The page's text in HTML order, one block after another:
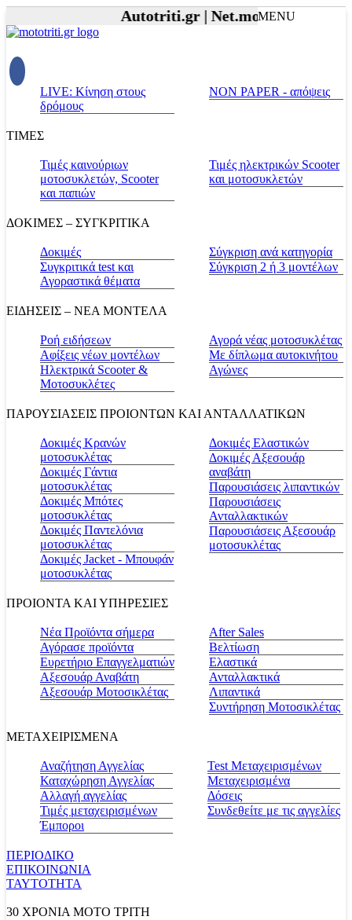
Autotriti.gr | Net.mototriti.gr |
MENU
LIVE: Κίνηση στους
δρόμους
NON PAPER - απόψεις
ΤΙΜΕΣ
Τιμές καινούριων
μοτοσυκλετών, Scooter
και παπιών
Τιμές ηλεκτρικών Scooter
και μοτοσυκλετών
ΔΟΚΙΜΕΣ – ΣΥΓΚΡΙΤΙΚΑ
Δοκιμές
Συγκριτικά test και
Αγοραστικά θέματα
Σύγκριση ανά κατηγορία
Σύγκριση 2 ή 3 μοντέλων
ΕΙΔΗΣΕΙΣ – ΝΕΑ ΜΟΝΤΕΛΑ
Ροή ειδήσεων
Αφίξεις νέων μοντέλων
Ηλεκτρικά Scooter &
Μοτοσυκλέτες
Αγορά νέας μοτοσυκλέτας
Με δίπλωμα αυτοκινήτου
Αγώνες
ΠΑΡΟΥΣΙΑΣΕΙΣ ΠΡΟΙΟΝΤΩΝ ΚΑΙ ΑΝΤΑΛΛΑΤΙΚΩΝ
Δοκιμές Κρανών
μοτοσυκλέτας
Δοκιμές Γάντια
μοτοσυκλέτας
Δοκιμές Μπότες
μοτοσυκλέτας
Δοκιμές Παντελόνια
μοτοσυκλέτας
Δοκιμές Jacket - Μπουφάν
μοτοσυκλέτας
Δοκιμές Ελαστικών
Δοκιμές Αξεσουάρ
αναβάτη
Παρουσιάσεις λιπαντικών
Παρουσιάσεις
Ανταλλακτικών
Παρουσιάσεις Αξεσουάρ
μοτοσυκλέτας
ΠΡΟΙΟΝΤΑ ΚΑΙ ΥΠΗΡΕΣΙΕΣ
Νέα Προϊόντα σήμερα
Αγόρασε προϊόντα
Ευρετήριο Επαγγελματιών
Αξεσουάρ Αναβάτη
Αξεσουάρ Μοτοσικλέτας
Αfter Sales
Βελτίωση
Ελαστικά
Ανταλλακτικά
Λιπαντικά
Συντήρηση Μοτοσικλέτας
ΜΕΤΑΧΕΙΡΙΣΜΕΝΑ
Αναζήτηση Αγγελίας
Καταχώρηση Αγγελίας
Αλλαγή αγγελίας
Τιμές μεταχειρισμένων
Έμποροι
Test Μεταχειρισμένων
Μεταχειρισμένα
Δόσεις
Συνδεθείτε με τις αγγελίες
ΠΕΡΙΟΔΙΚΟ
ΕΠΙΚΟΙΝΩΝΙΑ
ΤΑΥΤΟΤΗΤΑ
30 ΧΡΟΝΙΑ MOTO ΤΡΙΤΗ